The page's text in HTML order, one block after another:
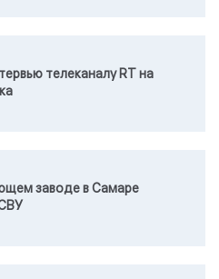
телеканалу RТ на
заводе в Самаре